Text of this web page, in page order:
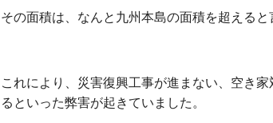
その面積は、なんと九州本島の面積を超えると
これにより、災害復興工事が進まない、空き
るといった弊害が起きていました。